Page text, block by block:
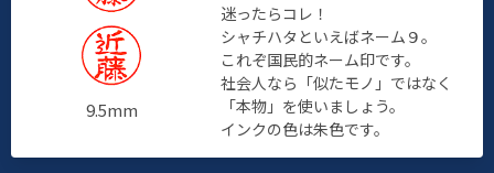
9.5mm
迷ったらコレ！
シャチハタといえばネーム９。
これぞ国民的ネーム印です。
社会人なら「似たモノ」ではなく
「本物」を使いましょう。
インクの色は朱色です。